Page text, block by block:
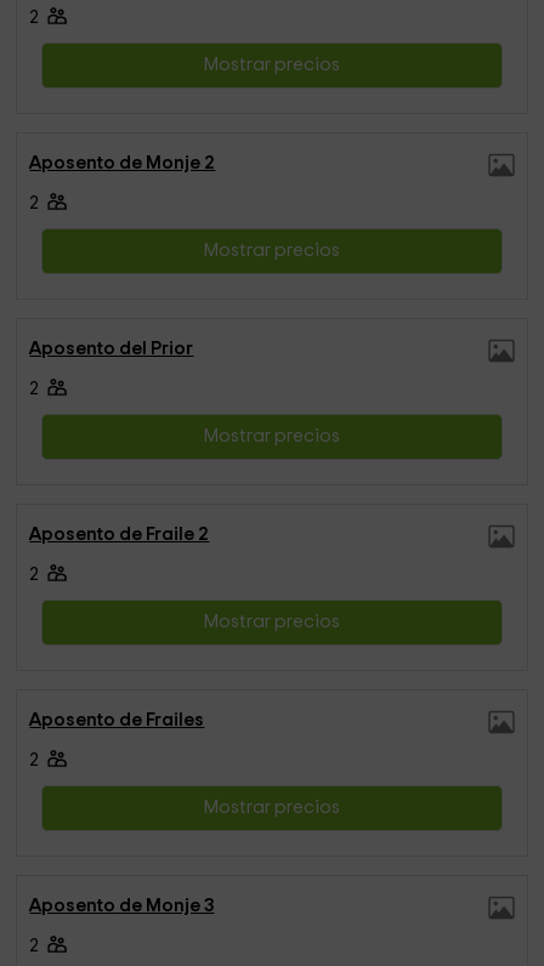
2
Mostrar precios
Aposento de Monje 2
2
Mostrar precios
Aposento del Prior
2
Mostrar precios
Aposento de Fraile 2
2
Mostrar precios
Aposento de Frailes
2
Mostrar precios
Aposento de Monje 3
2